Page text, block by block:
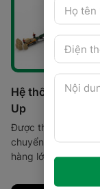
Hệ thống phân
Up
Được thiết kế cho
chuyển và phân loại
hàng lớn và nặng
khả năng hoạt
ổn định, tiết kiệm